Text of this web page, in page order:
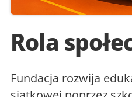
Rola
Fundacja rozwija